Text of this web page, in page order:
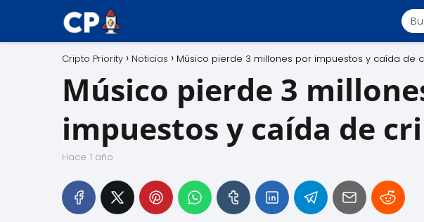
Cripto Priority Noticias Músico pierde 3 millones por impuestos y caída de
Músico pierde 3
impuestos y caída de
hace 1 año